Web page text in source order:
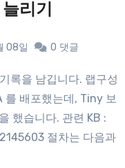
리기
08일 0 댓글
를 배포했는데, Tiny 보
했습니다. 관련 KB :
절차는 다음과